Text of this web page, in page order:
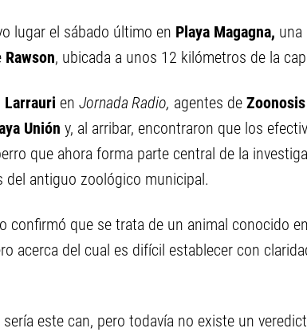
lugar el sábado último en Playa Magagna, una
Rawson, ubicada a unos 12 kilómetros de la
Larrauri en Jornada Radio, agentes de Zoonosis
Unión y, al arribar, encontraron que los
que ahora forma parte central de la
del antiguo zoológico municipal.
confirmó que se trata de un animal conocido
acerca del cual es difícil establecer con
este can, pero todavía no existe un